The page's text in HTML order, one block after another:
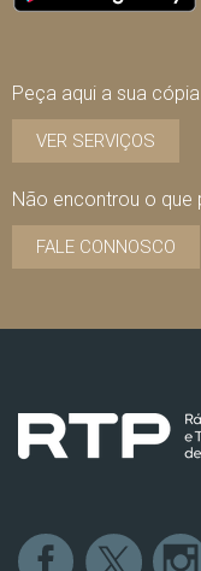
Peça aqui a sua
VER SERVIÇOS
Não encontrou o que
FALE CONNOSCO